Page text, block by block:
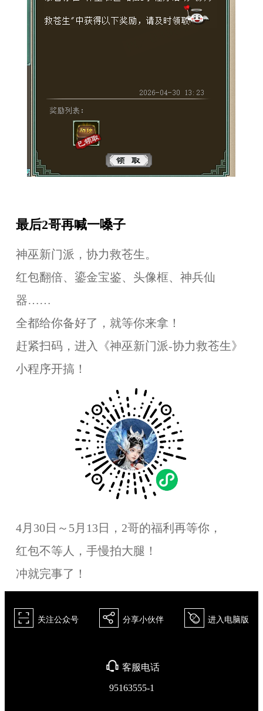
最后2哥再喊一嗓子
神巫新门派，协力救苍生。
红包翻倍、鎏金宝鉴、头像框、神兵仙
器……
全都给你备好了，就等你来拿！
赶紧扫码，进入《神巫新门派-协力救苍生》
小程序开搞！
4月30日～5月13日，2哥的福利再等你，
红包不等人，手慢拍大腿！
冲就完事了！
򰀁 关注公众号 򰀂 分享小伙伴 򰀄 进入电脑版
򰀃 客服电话
95163555-1